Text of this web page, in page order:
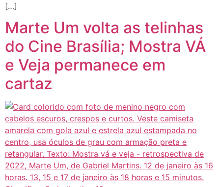
[…]
Marte Um volta as telinhas
do Cine Brasília; Mostra VÁ
e Veja permanece em
cartaz